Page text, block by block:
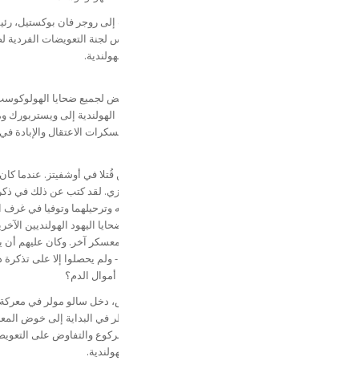
أثناء عرض الكتاب، قدم سالو مولر نسخة من الكتاب إلى روجر فان بوكستيل،
شركة السكك الحديدية الهولندية وجوب كوهين، رئيس لجنة التعويضات الفردية
النقل في الحرب العالمية الثانية والسكك الحديدية الهولندية.
بدأت كحملة صليبية شخصية وأصبحت مطالبة بالتعويض لجميع ضحايا
الهولنديين الذين تم نقلهم بواسطة السكك الحديدية الهولندية إلى ويستربورك
فيستربورك إلى الحدود الألمانية في طريقهم إلى معسكرات الاعتقال والإبادة في
سالو مولر عنيد عندما يتعلق الأمر بإرث والديه اللذين قُتلا في أوشفيتز. عندما
صغيرًا، اختبأ في عناوين مختلفة ونجا من الإرهاب النازي. لقد كتب عن ذلك في
الحربية: أراك الليلة وكن لطيفًا! تم القبض على والديه وترحيلهما وتوفيا في غرف
أوشفيتز-بيركيناو. وقد عانى أكثر من مائة ألف من الضحايا اليهود الهولنديين
نفس المصير في محتشد أوشفيتز أو سوبيبور أو أي معسكر آخر. وكان عليهم أن
تكاليف تذكرة القطار من السكك الحديدية الهولندية - ولم يحصلوا إلا على
فقط - أو تم الدفع لهم من الأصول اليهودية المنهوبة. أموال الدم؟
عندما قررت السكك الحديدية الفرنسية منح التعويض، دخل سالو مولر في
السكك الحديدية الهولندية. وعلى الرغم من أنه اضطر في البداية إلى خوض
بمفرده، إلا أنه نجح في إجبار الجمعية الوطنية على الركوع والتفاوض على
الفردية لجميع الضحايا اليهود الناجين من المحرقة الهولندية.